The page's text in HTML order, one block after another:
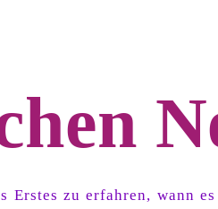
Erstes zu erfahren, wann